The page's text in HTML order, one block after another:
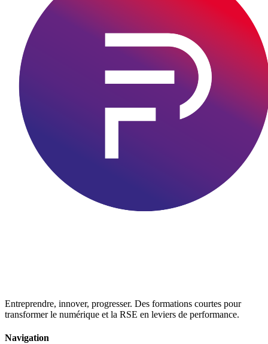
Entreprendre, innover, progresser. Des formations courtes pour
transformer le numérique et la RSE en leviers de performance.
Navigation